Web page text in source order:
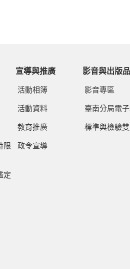
限
定
宣導與推廣
活動相簿
活動資料
教育推廣
政令宣導
影音與出版品
影音專區
臺南分局電
標準與檢驗雙